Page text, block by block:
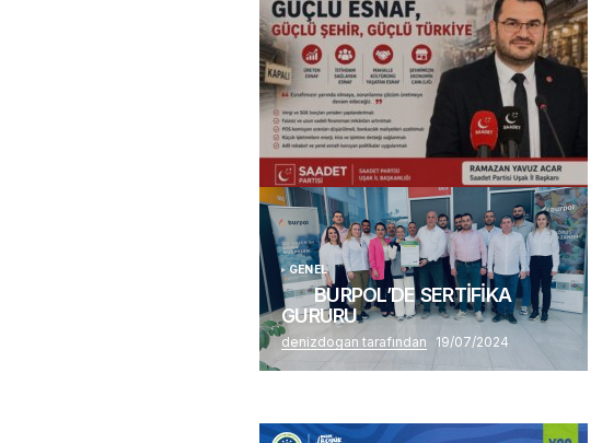
(başlıksız)
Alaattin Karahan tarafından 14/07/2026
GENEL
BURPOL’DE SERTİFİKA
GURURU
denizdogan tarafından 19/07/2024